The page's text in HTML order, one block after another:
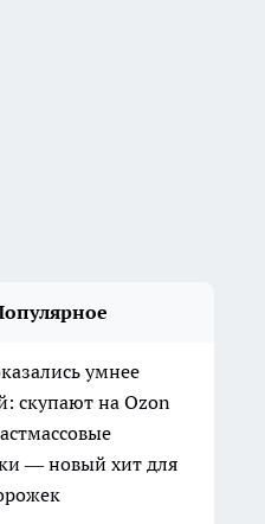
умнее
скупают на Ozon
— новый хит для